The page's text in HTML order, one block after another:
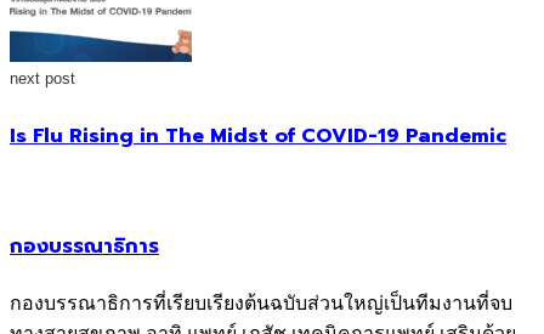
next post
Is Flu Rising in The Midst of COVID-19 Pandemic
กองบรรณาธิการ
กองบรรณาธิการที่เรียบเรียงต้นฉบับส่วนใหญ่เป็นทีมงานที่จบ